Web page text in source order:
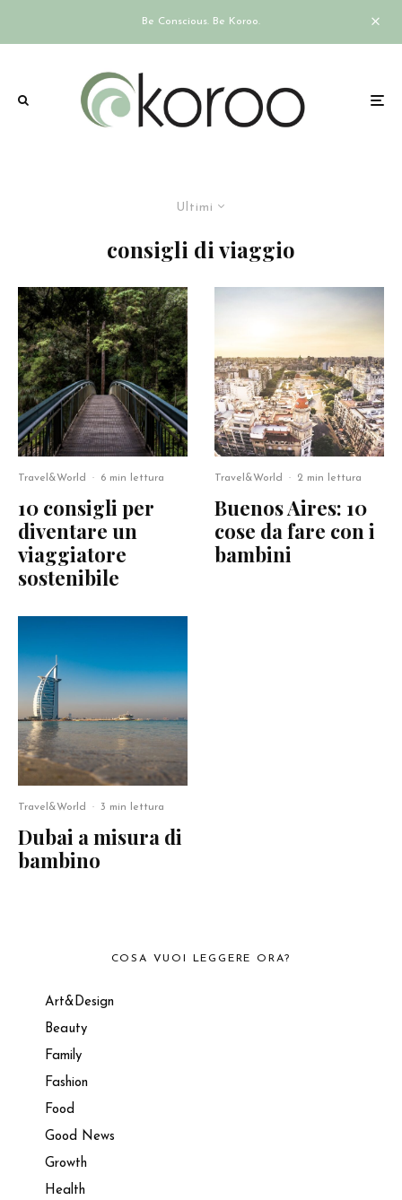
Be Conscious. Be Koroo.
Ultimi
consigli di viaggio
Travel&World · 6 min lettura
10 consigli per
diventare un
viaggiatore
sostenibile
Travel&World · 3 min lettura
Dubai a misura di
bambino
Travel&World · 2 min lettura
Buenos Aires: 10
cose da fare con i
bambini
COSA VUOI LEGGERE ORA?
Art&Design
Beauty
Family
Fashion
Food
Good News
Growth
Health